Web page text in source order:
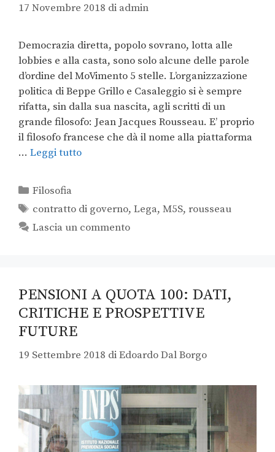
17 Novembre 2018 di admin
Democrazia diretta, popolo sovrano, lotta alle
lobbies e alla casta, sono solo alcune delle parole
d’ordine del MoVimento 5 stelle. L’organizzazione
politica di Beppe Grillo e Casaleggio si è sempre
rifatta, sin dalla sua nascita, agli scritti di un
grande filosofo: Jean Jacques Rousseau. E’ proprio
il filosofo francese che dà il nome alla piattaforma
… Leggi tutto
Filosofia
contratto di governo,Lega,M5S,rousseau
Lascia un commento
PENSIONI A QUOTA 100: DATI,
CRITICHE E PROSPETTIVE
FUTURE
19 Settembre 2018 diEdoardo Dal Borgo